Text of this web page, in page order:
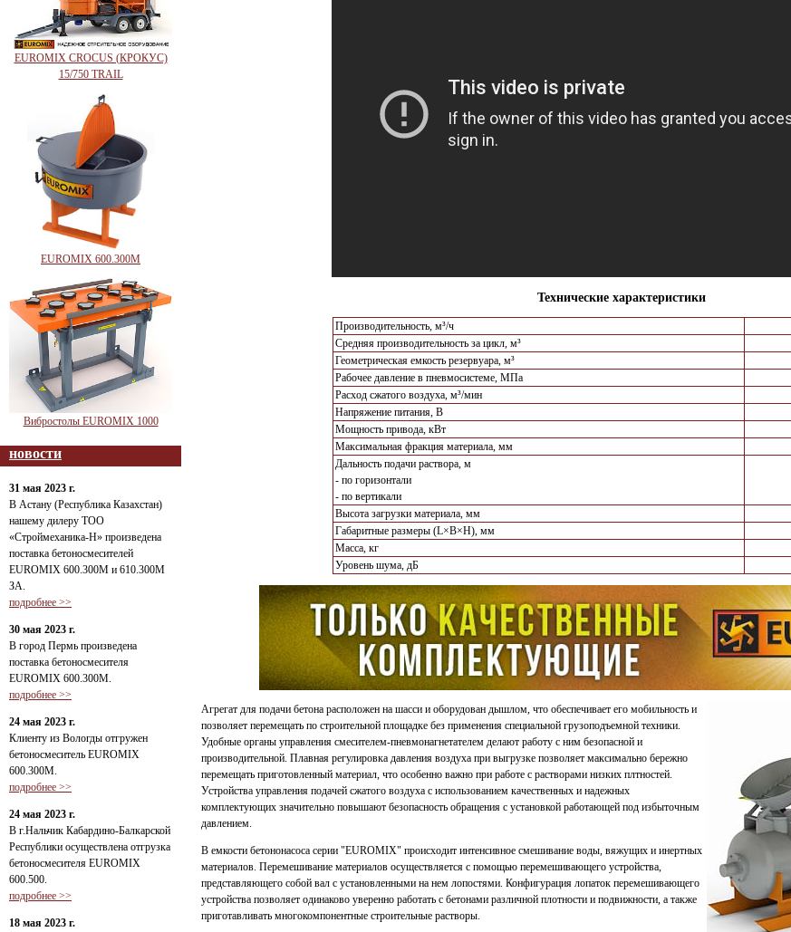
EUROMIX CROCUS (КРОКУС)
15/750 TRAIL
EUROMIX 600.300М
Вибростолы EUROMIX 1000
новости
31 мая 2023 г.
В Астану (Республика Казахстан)
нашему дилеру ТОО
«Строймеханика-Н» произведена
поставка бетоносмесителей
EUROMIX 600.300М и 610.300М
ЗА.
подробнее >>
30 мая 2023 г.
В город Пермь произведена
поставка бетоносмесителя
EUROMIX 600.300М.
подробнее >>
24 мая 2023 г.
Клиенту из Вологды отгружен
бетоносмеситель EUROMIX
600.300М.
подробнее >>
24 мая 2023 г.
В г.Нальчик Кабардино-Балкарской
Республики осуществлена отгрузка
бетоносмесителя EUROMIX
600.500.
подробнее >>
18 мая 2023 г.
Технические характеристики
Производительность, м³/ч
Средняя производительность за цикл, м³
Геометрическая емкость резервуара, м³
Рабочее давление в пневмосистеме, МПа
Расход сжатого воздуха, м³/мин
Напряжение питания, В
Мощность привода, кВт
Максимальная фракция материала, мм
Дальность подачи раствора, м
- по горизонтали
- по вертикали
Высота загрузки материала, мм
Габаритные размеры (L×B×H), мм
Масса, кг
Уровень шума, дБ
Агрегат для подачи бетона расположен на шасси и оборудован дышлом, что обеспечивает его мобильность и
позволяет перемещать по строительной площадке без применения специальной грузоподъемной техники.
Удобные органы управления смесителем-пневмонагнетателем делают работу с ним безопасной и
производительной. Плавная регулировка давления воздуха при выгрузке позволяет максимально бережно
перемещать приготовленный материал, что особенно важно при работе с растворами низких плтностей.
Устройства управления подачей сжатого воздуха с использованием качественных и надежных
комплектующих значительно повышают безопасность обращения с установкой работающей под избыточным
давлением.
В емкости бетононасоса серии "EUROMIX" происходит интенсивное смешивание воды, вяжущих и инертных
материалов. Перемешивание материалов осуществляется с помощью перемешивающего устройства,
представляющего собой вал с установленными на нем лопостями. Конфигурация лопаток перемешивающего
устройства позволяет одинаково уверенно работать с бетонами различной плотности и подвижности, а также
приготавливать многокомпонентные строительные растворы.